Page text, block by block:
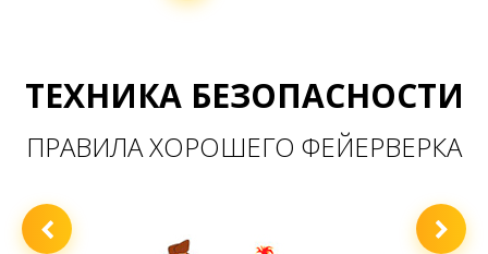
ТЕХНИКА БЕЗОПАСНОСТИ
ПРАВИЛА ХОРОШЕГО ФЕЙЕРВЕРКА